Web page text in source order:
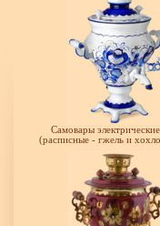
Самовары
(расписные - гжель и